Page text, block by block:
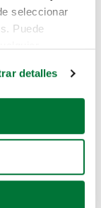
seleccionar
Puede
geográfica
activamente
(huellas
detalles